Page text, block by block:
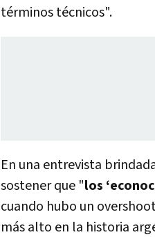
términos técnicos".
En una entrevista
sostener que "los
cuando hubo un
más alto en la historia